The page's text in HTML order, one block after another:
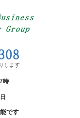
します
時
です